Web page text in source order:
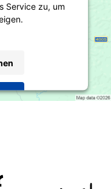
Service zu, um